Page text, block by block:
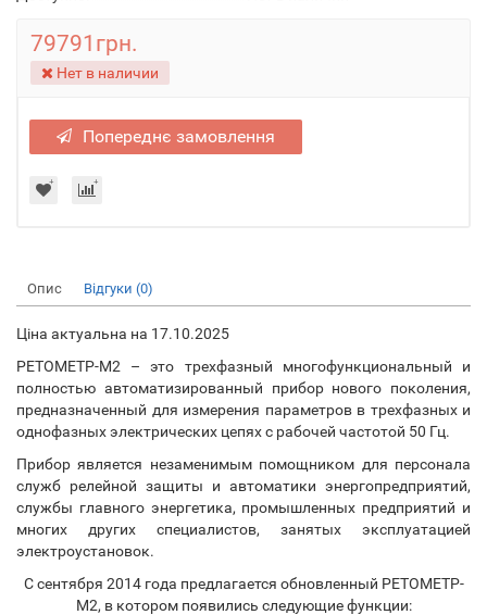
79791грн.
Нет в наличии
Попереднє замовлення
Опис Відгуки (0)
Ціна актуальна на 17.10.2025
РЕТОМЕТР-М2 – это трехфазный многофункциональный и
полностью автоматизированный прибор нового поколения,
предназначенный для измерения параметров в трехфазных и
однофазных электрических цепях с рабочей частотой 50 Гц.
Прибор является незаменимым помощником для персонала
служб релейной защиты и автоматики энергопредприятий,
службы главного энергетика, промышленных предприятий и
многих других специалистов, занятых эксплуатацией
электроустановок.
С сентября 2014 года предлагается обновленный РЕТОМЕТР-
М2, в котором появились следующие функции: